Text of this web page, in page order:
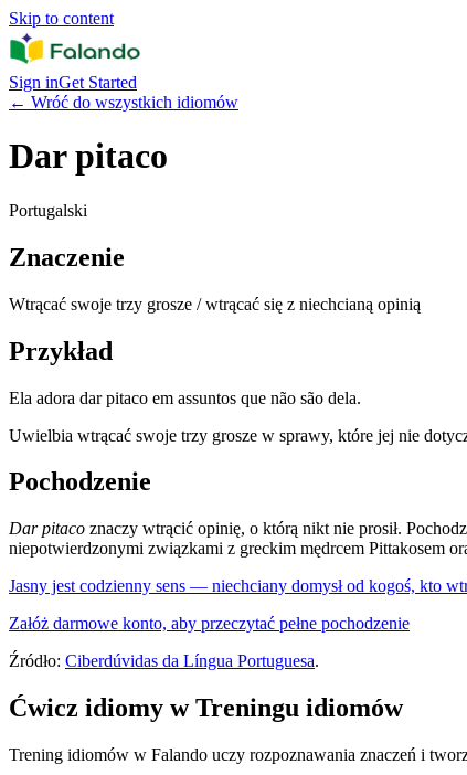
Skip to content
Sign inGet Started
← Wróć do wszystkich idiomów
Dar pitaco
Portugalski
Znaczenie
Wtrącać swoje trzy grosze / wtrącać się z niechcianą opinią
Przykład
Ela adora dar pitaco em assuntos que não são dela.
Uwielbia wtrącać swoje trzy grosze w sprawy, które jej nie
Pochodzenie
Dar pitaco znaczy wtrącić opinię, o którą nikt nie prosił.
niepotwierdzonymi związkami z greckim mędrcem Pittakosem
Jasny jest codzienny sens — niechciany domysł od kogoś, kto
Załóż darmowe konto, aby przeczytać pełne pochodzenie
Źródło: Ciberdúvidas da Língua Portuguesa.
Ćwicz idiomy w Treningu idiomów
Trening idiomów w Falando uczy rozpoznawania znaczeń i